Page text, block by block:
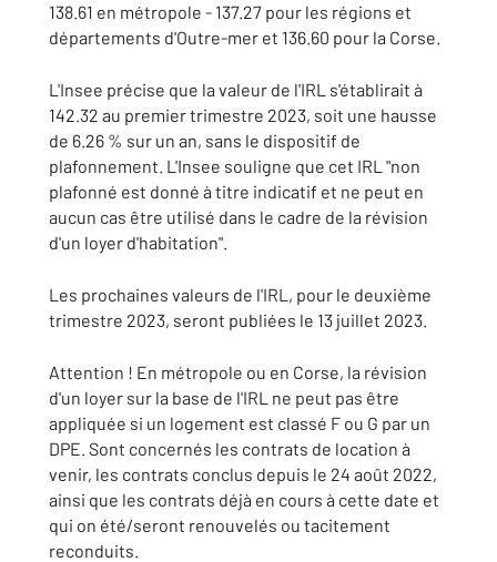
138.61 en métropole - 137.27 pour les régions et
départements d'Outre-mer et 136.60 pour la Corse.
L'Insee précise que la valeur de l'IRL s'établirait à
142.32 au premier trimestre 2023, soit une hausse
de 6.26 % sur un an, sans le dispositif de
plafonnement. L'Insee souligne que cet IRL "non
plafonné est donné à titre indicatif et ne peut en
aucun cas être utilisé dans le cadre de la révision
d'un loyer d'habitation".
Les prochaines valeurs de l'IRL, pour le deuxième
trimestre 2023, seront publiées le 13 juillet 2023.
Attention ! En métropole ou en Corse, la révision
d'un loyer sur la base de l'IRL ne peut pas être
appliquée si un logement est classé F ou G par un
DPE. Sont concernés les contrats de location à
venir, les contrats conclus depuis le 24 août 2022,
ainsi que les contrats déjà en cours à cette date et
qui on été/seront renouvelés ou tacitement
reconduits.